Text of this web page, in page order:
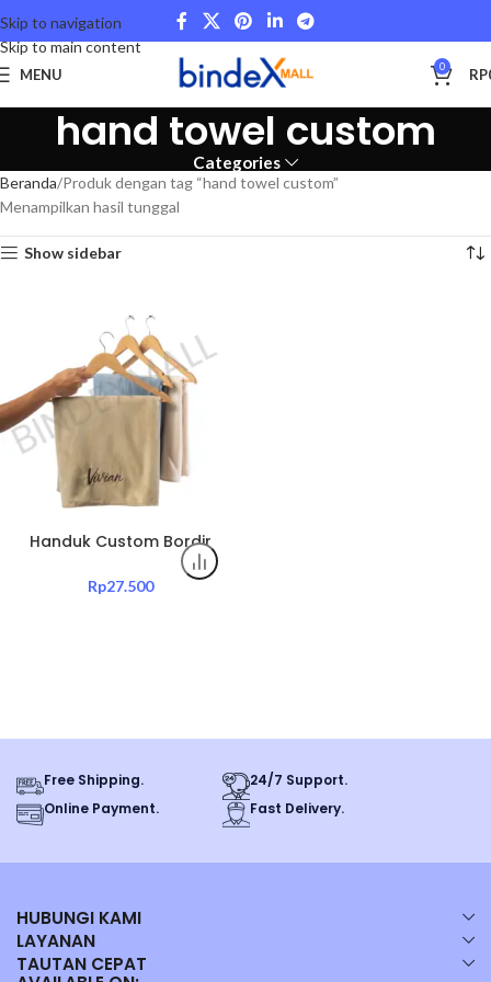
Skip to navigation
Skip to main content
MENU 0 RP
hand towel custom
Categories
Beranda Produk dengan tag “hand towel custom”
Menampilkan hasil tunggal
Show sidebar
Handuk Custom Bordir
Nama 30×70 – Hand Towel
Souvenir Min 50pcs Gratis
Rp27.500
Free Shipping.
24/7 Support.
Online Payment.
Fast Delivery.
HUBUNGI KAMI
LAYANAN
TAUTAN CEPAT